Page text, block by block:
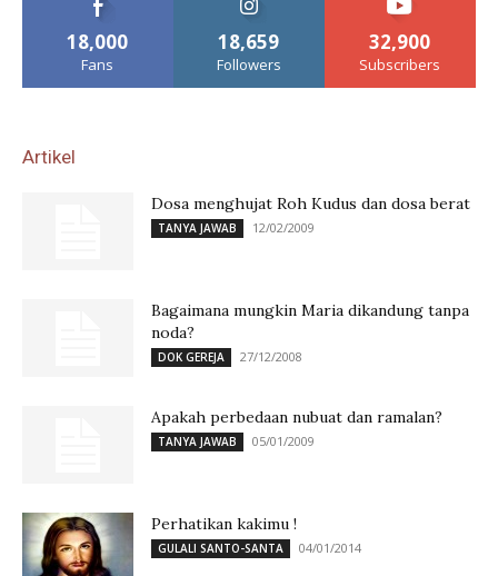
18,000
Fans
18,659
Followers
32,900
Subscribers
Artikel
Dosa menghujat Roh Kudus dan dosa berat
TANYA JAWAB 12/02/2009
Bagaimana mungkin Maria dikandung tanpa
noda?
DOK GEREJA 27/12/2008
Apakah perbedaan nubuat dan ramalan?
TANYA JAWAB 05/01/2009
Perhatikan kakimu !
GULALI SANTO-SANTA 04/01/2014